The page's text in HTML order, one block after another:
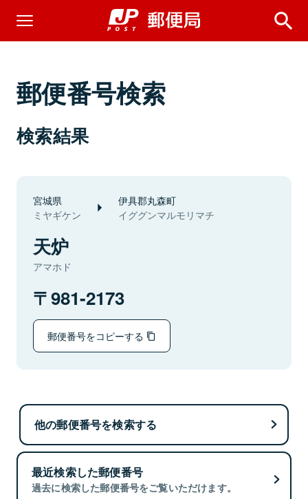
郵便番号検索
検索結果
宮城県
ミヤギケン
伊具郡丸森町
イググンマルモリマチ
天炉
アマホド
981-2173
郵便番号をコピーする
他の郵便番号を検索する
最近検索した郵便番号
過去に検索した郵便番号をご覧いただけます。